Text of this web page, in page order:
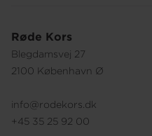
Røde Kors
Blegdamsvej 27
2100 København Ø
info@rodekors.dk
+45 35 25 92 00